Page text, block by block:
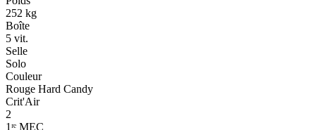
252 kg
Boîte
5 vit.
Selle
Solo
Couleur
Rouge Hard Candy
Crit'Air
2
1ʳᵉ MEC